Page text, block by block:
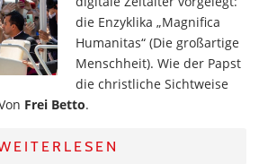
die Enzyklika „Magnifica
Humanitas“ (Die großartige
Menschheit). Wie der Papst
die christliche Sichtweise
Frei Betto.